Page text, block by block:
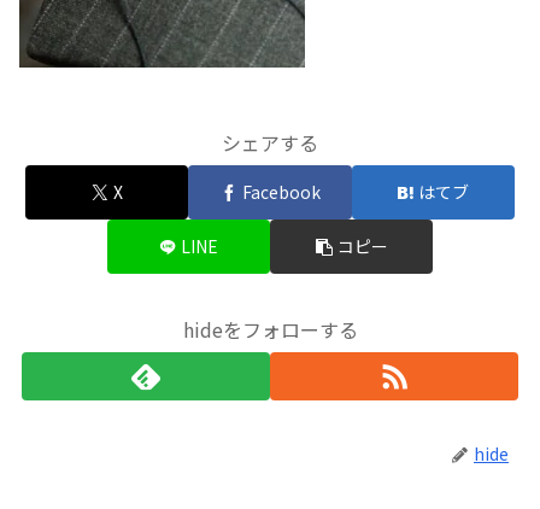
シェアする
X Facebook はてブ
LINE コピー
hideをフォローする
hide